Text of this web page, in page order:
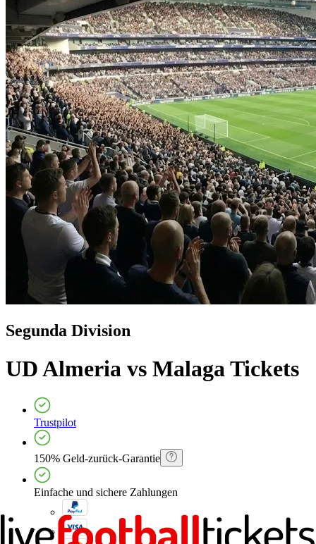
Segunda Division
UD Almeria vs Malaga Tickets
Trustpilot
150% Geld-zurück-Garantie
Einfache und sichere Zahlungen